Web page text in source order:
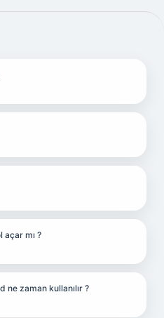
mı ?
ne zaman kullanılır ?